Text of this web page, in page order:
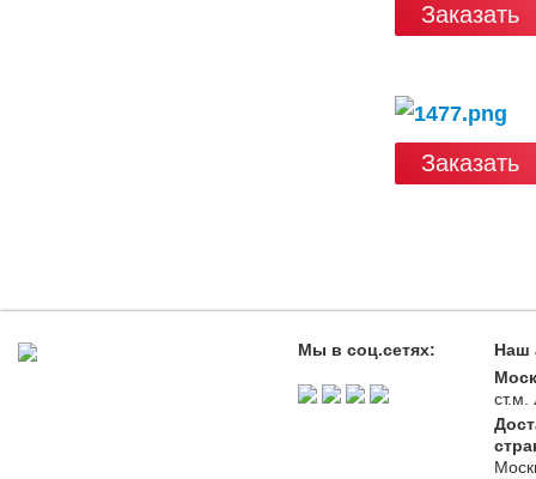
Заказать
Заказать
Мы в соц.сетях:
Наш
ст.м.